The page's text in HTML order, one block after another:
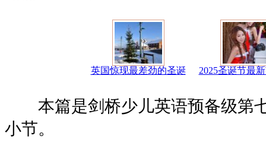
英国惊现最差劲的圣诞 2025圣诞节最
本篇是剑桥少儿英语预备级第
小节。